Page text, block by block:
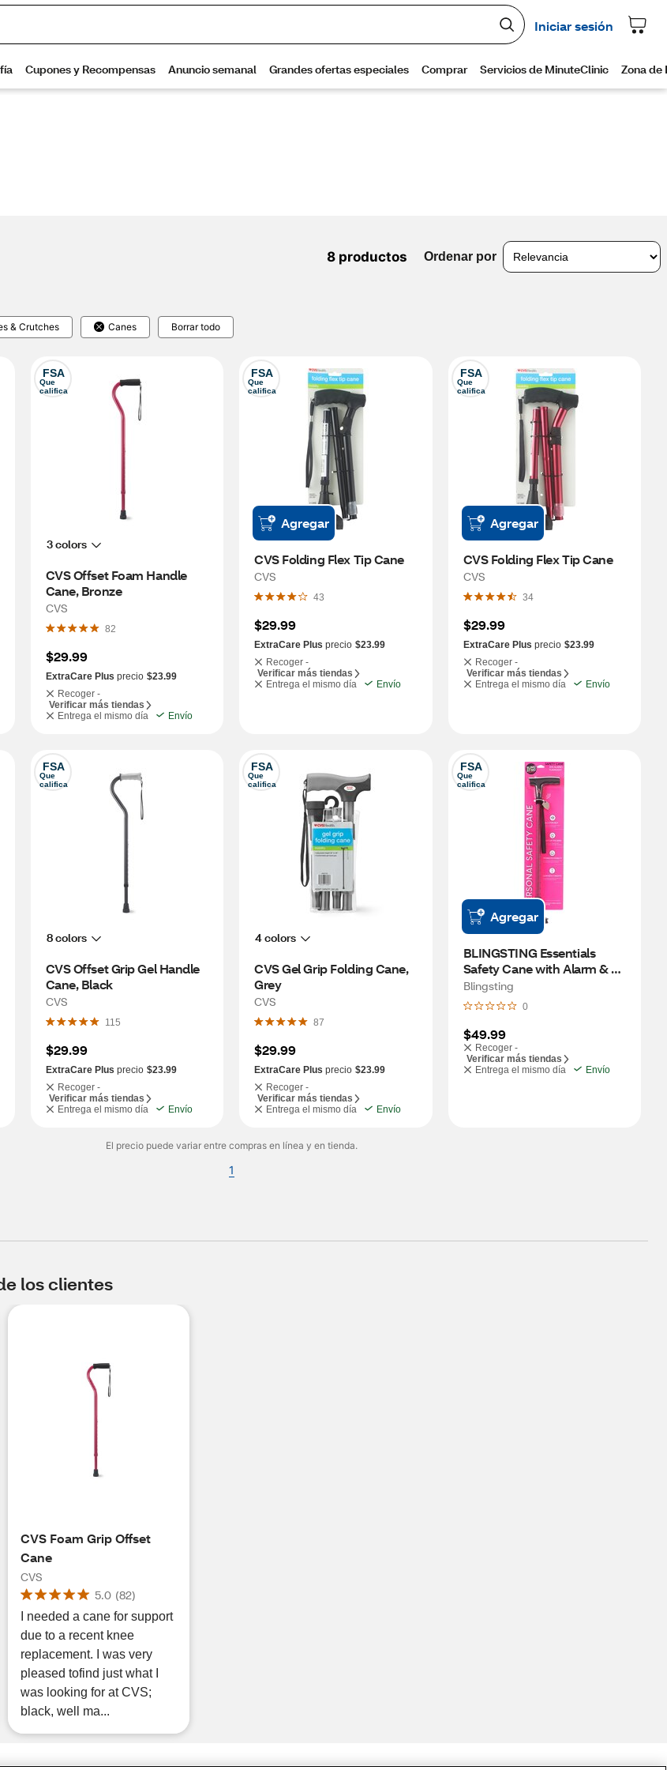
8 productos Ordenar por
& Crutches Canes Borrar todo
FSA
Que
califica
3 colors
CVS Offset Foam Handle
Cane, Bronze
CVS
82
$29.99
ExtraCare Plus precio $23.99
Recoger -
Verificar más tiendas
Entrega el mismo día
Envío
FSA
Que
califica
Agregar
CVS Folding Flex Tip Cane
CVS
43
$29.99
ExtraCare Plus precio $23.99
Recoger -
Verificar más tiendas
Entrega el mismo día
Envío
FSA
Que
califica
Agregar
CVS Folding Flex Tip Cane
CVS
34
$29.99
ExtraCare Plus precio $23.99
Recoger -
Verificar más tiendas
Entrega el mismo día
Envío
FSA
Que
califica
8 colors
CVS Offset Grip Gel Handle
Cane, Black
CVS
115
$29.99
ExtraCare Plus precio $23.99
Recoger -
Verificar más tiendas
Entrega el mismo día
Envío
FSA
Que
califica
4 colors
CVS Gel Grip Folding Cane,
Grey
CVS
87
$29.99
ExtraCare Plus precio $23.99
Recoger -
Verificar más tiendas
Entrega el mismo día
Envío
FSA
Que
califica
Agregar
BLINGSTING Essentials
Safety Cane with Alarm &
Flashlight
Blingsting
0
$49.99
Recoger -
Verificar más tiendas
Entrega el mismo día
Envío
El precio puede variar entre compras en línea y en tienda.
1
los clientes
CVS Foam Grip Offset
Cane
CVS
5.0 (82)
I needed a cane for support
due to a recent knee
replacement. I was very
pleased tofind just what I
was looking for at CVS;
black, well ma...